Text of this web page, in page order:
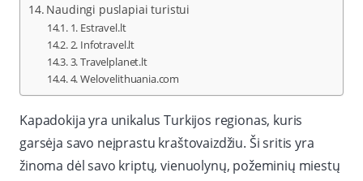
Naudingi puslapiai turistui
1. Estravel.lt
2. Infotravel.lt
3. Travelplanet.lt
4. Welovelithuania.com
Kapadokija yra unikalus Turkijos regionas, kuris
garsėja savo neįprastu kraštovaizdžiu. Ši sritis yra
žinoma dėl savo kriptų, vienuolynų, požeminių miestų